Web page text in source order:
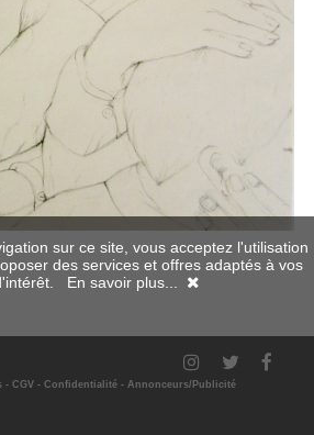
- CGV - Confidentialité - Annonceurs/Publicité
sur ce site, vous acceptez l'utilisation
des services et offres adaptés à vos
En savoir plus...